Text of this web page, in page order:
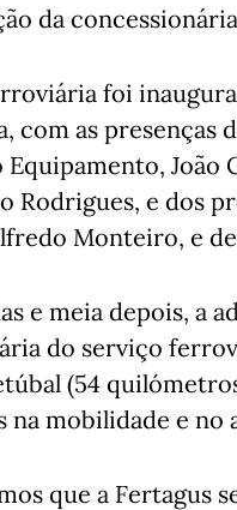
da
foi
com as
João
Rodrigues, e dos
Monteiro, e
e meia depois, a
do serviço
(54
na mobilidade e no
que a Fertagus